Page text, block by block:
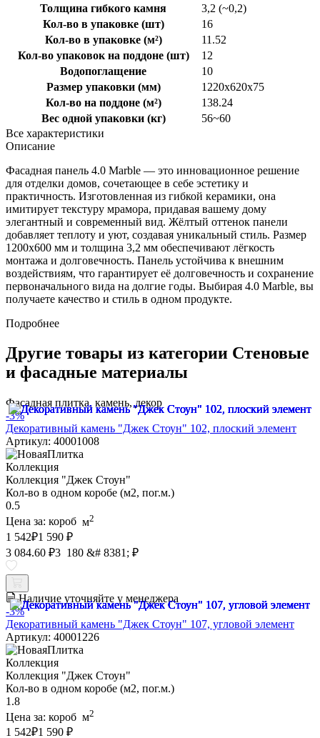
Толщина гибкого камня
3,2 (~0,2)
Кол-во в упаковке (шт)
16
Кол-во в упаковке (м²)
11.52
Кол-во упаковок на поддоне (шт)
12
Водопоглащение
10
Размер упаковки (мм)
1220x620x75
Кол-во на поддоне (м²)
138.24
Вес одной упаковки (кг)
56~60
Все характеристики
Описание
Фасадная панель 4.0 Marble — это инновационное решение
для отделки домов, сочетающее в себе эстетику и
практичность. Изготовленная из гибкой керамики, она
имитирует текстуру мрамора, придавая вашему дому
элегантный и современный вид. Жёлтый оттенок панели
добавляет теплоту и уют, создавая уникальный стиль. Размер
1200x600 мм и толщина 3,2 мм обеспечивают лёгкость
монтажа и долговечность. Панель устойчива к внешним
воздействиям, что гарантирует её долговечность и сохранение
первоначального вида на долгие годы. Выбирая 4.0 Marble, вы
получаете качество и стиль в одном продукте.
Подробнее
Другие товары из категории Стеновые
и фасадные материалы
Фасадная плитка, камень, декор
-3%
Декоративный камень "Джек Стоун" 102, плоский элемент
Артикул: 40001008
Коллекция
Коллекция "Джек Стоун"
Кол-во в одном коробе (м2, пог.м.)
0.5
Цена за: короб м2
1 542₽1 590 ₽
3 084.60 ₽3 180 &# 8381; ₽
Наличие уточняйте у менеджера
-3%
Декоративный камень "Джек Стоун" 107, угловой элемент
Артикул: 40001226
Коллекция
Коллекция "Джек Стоун"
Кол-во в одном коробе (м2, пог.м.)
1.8
Цена за: короб м2
1 542₽1 590 ₽